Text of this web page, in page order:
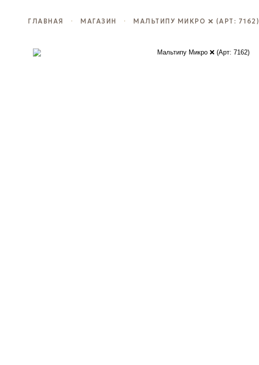
ГЛАВНАЯ · МАГАЗИН · МАЛЬТИПУ МИКРО ❌ (АРТ: 7162)